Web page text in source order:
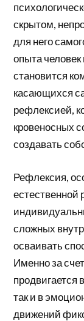
скрытом,
для него
опыта
становится
касающихся
рефлексией,
кровеносных
создавать
Рефлексия,
естественной
сложных
осваивать
Именно за
продвигается
так и в
движений